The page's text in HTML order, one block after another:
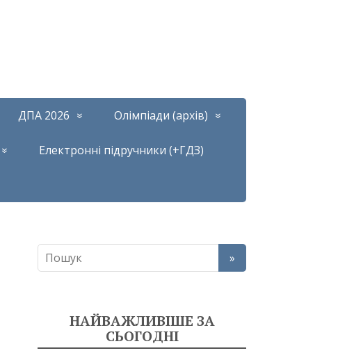
ДПА 2026 Олімпіади (архів)
Електронні підручники (+ГДЗ)
НАЙВАЖЛИВІШЕ ЗА
СЬОГОДНІ